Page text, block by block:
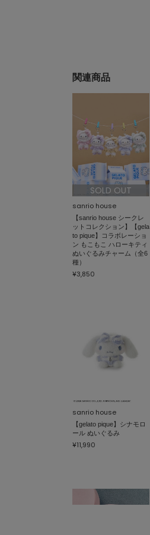
関連商品
SOLD OUT
sanrio house
【sanrio house シークレ
ットコレクション】【gela
to pique】コラボレーショ
ン もこもこ ハローキティ
ぬいぐるみチャーム（全6
種）
¥3,850
sanrio house
【gelato pique】シナモロ
ール ぬいぐるみ
¥11,990